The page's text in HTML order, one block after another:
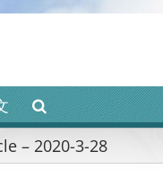
– 2020-3-28